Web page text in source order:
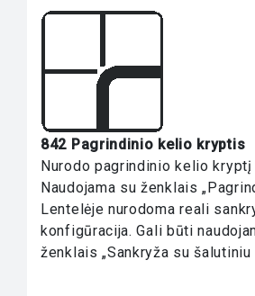
842 Pagrindinio kelio kryptis
Nurodo pagrindinio kelio kryptį
Naudojama su ženklais
Lentelėje nurodoma reali
konfigūracija. Gali būti
ženklais „Sankryža su šalutiniu